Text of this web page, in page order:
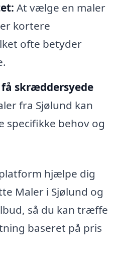
At vælge en maler
kortere
ofte betyder
skræddersyede
fra Sjølund kan
specifikke behov og
hjælpe dig
Maler i Sjølund og
så du kan træffe
baseret på pris